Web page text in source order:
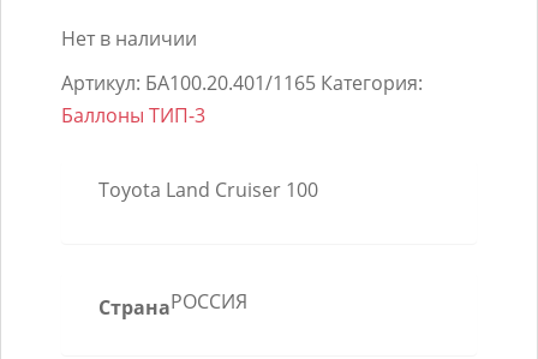
Нет в наличии
Артикул: БА100.20.401/1165 Категория:
Баллоны ТИП-3
Toyota Land Cruiser 100
СтранаРОССИЯ